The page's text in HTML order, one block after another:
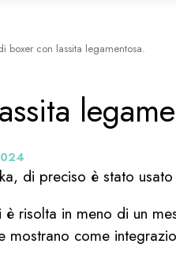
boxer con lassita legamentosa.
di preciso è stato
risolta in meno di un
mostrano come